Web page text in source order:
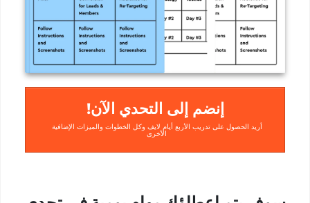
!إنضم إلى التحدي الآن
أريد الحصول على تدريب الأربع أيام لايف وكل الخطوات والميزات الإضافية
الأخرى